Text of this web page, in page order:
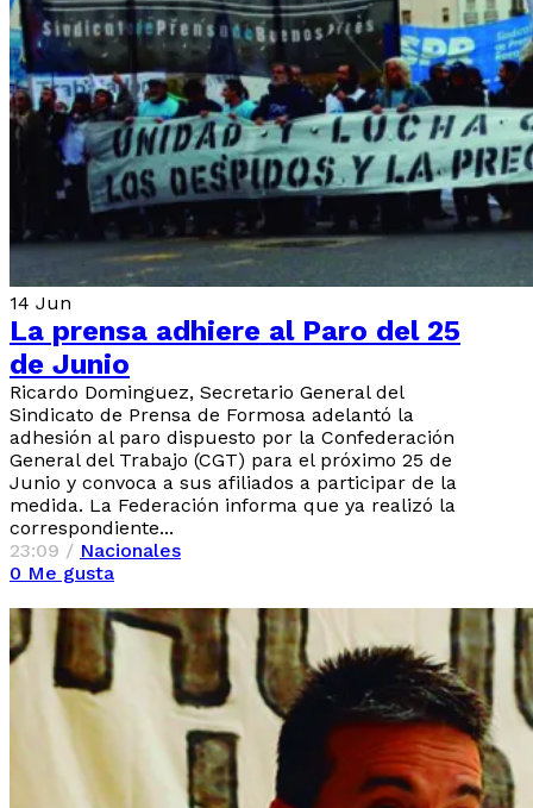
14 Jun
La prensa adhiere al Paro del 25
de Junio
Ricardo Dominguez, Secretario General del
Sindicato de Prensa de Formosa adelantó la
adhesión al paro dispuesto por la Confederación
General del Trabajo (CGT) para el próximo 25 de
Junio y convoca a sus afiliados a participar de la
medida. La Federación informa que ya realizó la
correspondiente...
23:09 / Nacionales
0 Me gusta